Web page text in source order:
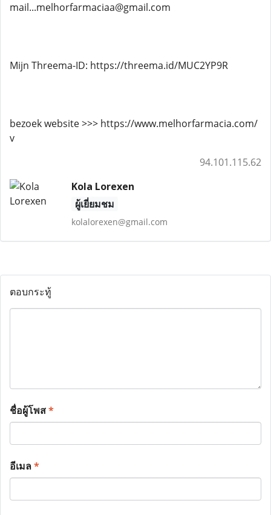
mail...melhorfarmaciaa@gmail.com
Mijn Threema-ID: https://threema.id/MUC2YP9R
bezoek website >>> https://www.melhorfarmacia.com/
v
94.101.115.62
Kola Lorexen
ผู้เยี่ยมชม
kolalorexen@gmail.com
ตอบกระทู้
ชื่อผู้โพส*
อีเมล*